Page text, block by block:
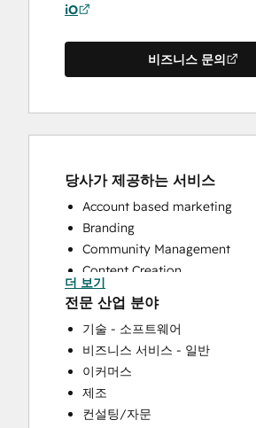
iO
비즈니스 문의
당사가 제공하는 서비스
Account based marketing
Branding
Community Management
Content Creation
Conversational Marketing
CRM Implementation
CRM Migration
Custom API Integrations
Customer Marketing
Customer Success Training
Customer Support Training
더 보기
전문 산업 분야
기술 - 소프트웨어
비즈니스 서비스 - 일반
이커머스
제조
컨설팅/자문